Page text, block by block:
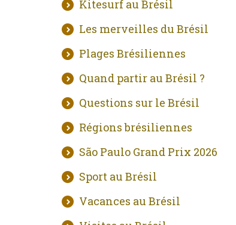
Kitesurf au Brésil
Les merveilles du Brésil
Plages Brésiliennes
Quand partir au Brésil ?
Questions sur le Brésil
Régions brésiliennes
São Paulo Grand Prix 2026
Sport au Brésil
Vacances au Brésil